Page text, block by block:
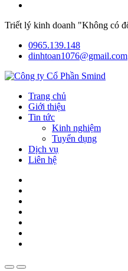
Triết lý kinh doanh "Không có
0965.139.148
dinhtoan1076@gmail.com
Trang chủ
Giới thiệu
Tin tức
Kinh nghiệm
Tuyển dụng
Dịch vụ
Liên hệ